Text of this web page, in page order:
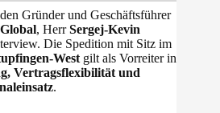
Gründer und Geschäftsführer
, HerrSergej-Kevin
Die Spedition mit Sitz im
West gilt als Vorreiter in
Vertragsflexibilität und
.